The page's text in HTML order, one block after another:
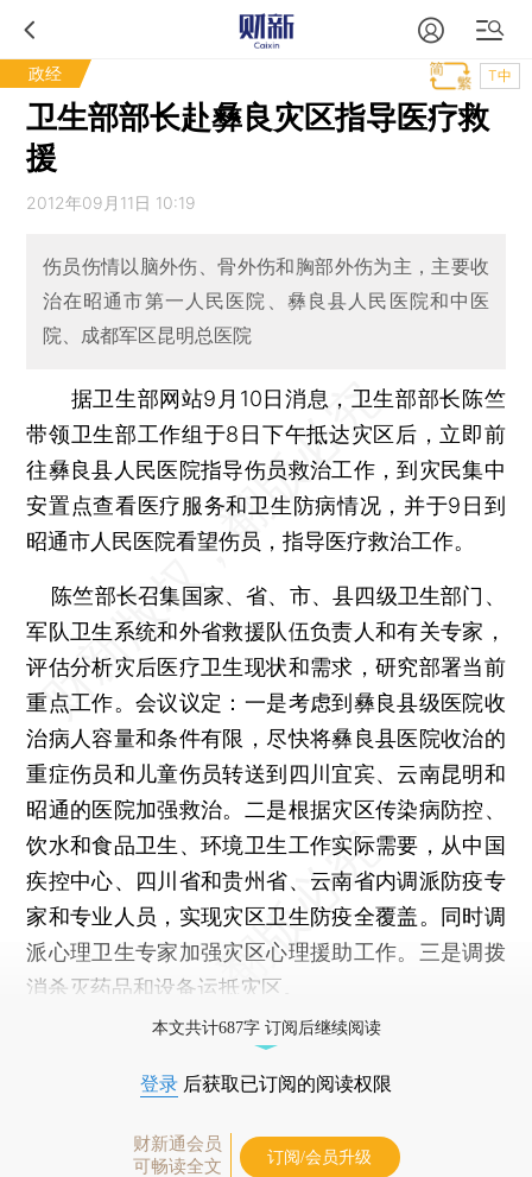
政经 T中
卫生部部长赴彝良灾区指导医疗救
援
2012年09月11日 10:19
伤员伤情以脑外伤、骨外伤和胸部外伤为主，主要收
治在昭通市第一人民医院、彝良县人民医院和中医
院、成都军区昆明总医院
据卫生部网站9月10日消息，卫生部部长陈竺
带领卫生部工作组于8日下午抵达灾区后，立即前
往彝良县人民医院指导伤员救治工作，到灾民集中
安置点查看医疗服务和卫生防病情况，并于9日到
昭通市人民医院看望伤员，指导医疗救治工作。
陈竺部长召集国家、省、市、县四级卫生部门、
军队卫生系统和外省救援队伍负责人和有关专家，
评估分析灾后医疗卫生现状和需求，研究部署当前
重点工作。会议议定：一是考虑到彝良县级医院收
治病人容量和条件有限，尽快将彝良县医院收治的
重症伤员和儿童伤员转送到四川宜宾、云南昆明和
昭通的医院加强救治。二是根据灾区传染病防控、
饮水和食品卫生、环境卫生工作实际需要，从中国
疾控中心、四川省和贵州省、云南省内调派防疫专
家和专业人员，实现灾区卫生防疫全覆盖。同时调
派心理卫生专家加强灾区心理援助工作。三是调拨
消杀灭药品和设备运抵灾区。
本文共计687字 订阅后继续阅读
登录 后获取已订阅的阅读权限
财新通会员
可畅读全文
订阅/会员升级